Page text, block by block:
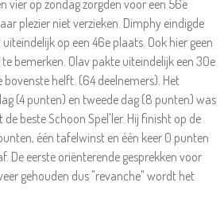
vier op zondag zorgden voor een 56e
plezier niet verzieken. Dimphy eindigde
op een 46e plaats. Ook hier geen
bemerken. Olav pakte uiteindelijk een 30e
helft. (64 deelnemers). Het
(4 punten) en tweede dag (8 punten) was
beste Schoon Spel'ler. Hij finisht op de
één tafelwinst en één keer 0 punten
De eerste oriënterende gesprekken voor
gehouden dus "revanche" wordt het